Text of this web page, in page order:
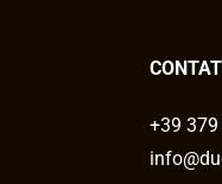
+39